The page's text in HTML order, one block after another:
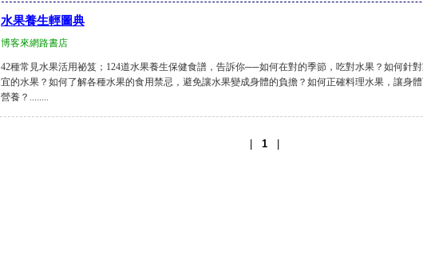
水果養生輕圖典
博客來網路書店
42種常見水果活用祕笈；124道水果養生保健食譜，告訴你──如何在對的季節，吃對水果？如何針
宜的水果？如何了解各種水果的食用禁忌，避免讓水果變成身體的負擔？如何正確料理水果，讓身
營養？........
1|